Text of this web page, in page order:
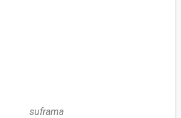
suframa